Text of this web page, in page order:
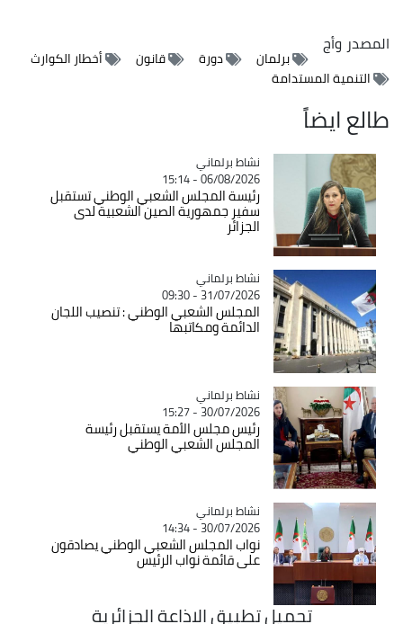
المصدروأج
برلمان دورة قانون
أخطار الكوارث
التنمية المستدامة
طالع ايضاً
Catégorie
نشاط برلماني
06/08/2026 - 15:14
رئيسة المجلس الشعبي الوطني تستقبل
سفير جمهورية الصين الشعبية لدى
الجزائر
Catégorie
نشاط برلماني
31/07/2026 - 09:30
المجلس الشعبي الوطني : تنصيب اللجان
الدائمة ومكاتبها
Catégorie
نشاط برلماني
30/07/2026 - 15:27
رئيس مجلس الأمة يستقبل رئيسة
المجلس الشعبي الوطني
Catégorie
نشاط برلماني
30/07/2026 - 14:34
نواب المجلس الشعبي الوطني يصادقون
على قائمة نواب الرئيس
تحميل تطبيق الاذاعة الجزائرية